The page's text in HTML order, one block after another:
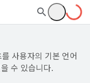
사용자의 기본 언어
수 있습니다.